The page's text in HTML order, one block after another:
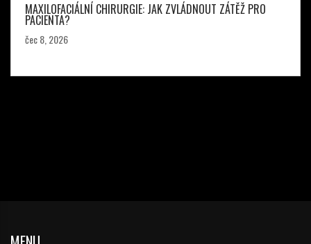
MAXILOFACIÁLNÍ CHIRURGIE: JAK ZVLÁDNOUT ZÁTĚŽ PRO
PACIENTA?
čec 8, 2026